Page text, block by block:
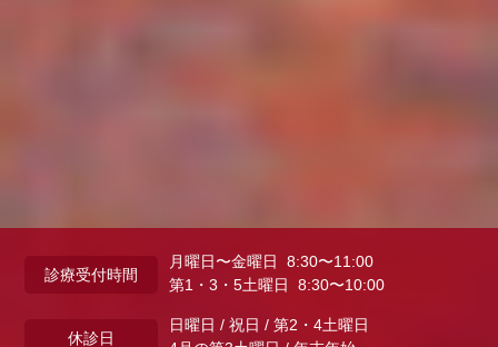
診療受付時間
月曜日〜金曜日 8:30〜11:00
第1・3・5土曜日 8:30〜10:00
休診日
日曜日 / 祝日 / 第2・4土曜日